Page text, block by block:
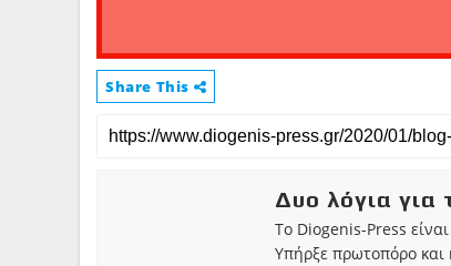
Share This
Δυο λόγια
Το Diogenis-Press
Υπήρξε πρωτοπόρο